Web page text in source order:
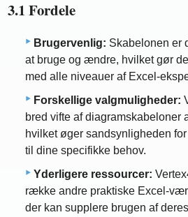
3.1 Fordele
Brugervenlig: Skabelonen er
at bruge og ændre, hvilket gør
med alle niveauer af Excel-
Forskellige valgmuligheder:
bred vifte af diagramskabeloner
hvilket øger sandsynligheden
til dine specifikke behov.
Yderligere ressourcer:
række andre praktiske Excel-
der kan supplere brugen af